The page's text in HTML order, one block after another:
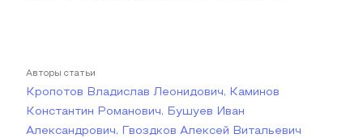
Авторы статьи
Кропотов Владислав Леонидович, Каминов
Константин Романович, Бушуев Иван
Александрович, Гвоздков Алексей Витальевич